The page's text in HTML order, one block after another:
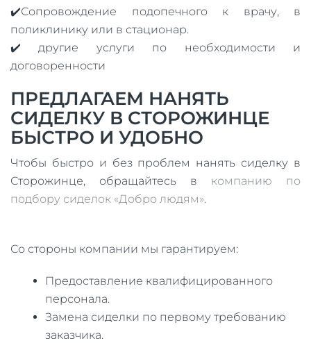
✔️Сопровождение подопечного к врачу, в
поликлинику или в стационар.
✔️ другие услуги по необходимости и
договоренности
ПРЕДЛАГАЕМ НАНЯТЬ
СИДЕЛКУ В СТОРОЖИНЦЕ
БЫСТРО И УДОБНО
Чтобы быстро и без проблем нанять сиделку в
Сторожинце, обращайтесь в компанию по
подбору сиделок «Добро людям».
Со стороны компании мы гарантируем:
Предоставление квалифицированного
персонала.
Замена сиделки по первому требованию
заказчика.